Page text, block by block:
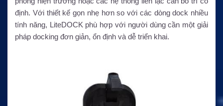
định. Với thiết kế gọn nhẹ hơn so với các dòng dock nhiều
tính năng, LiteDOCK phù hợp với người dùng cần một giải
pháp docking đơn giản, ổn định và dễ triển khai.